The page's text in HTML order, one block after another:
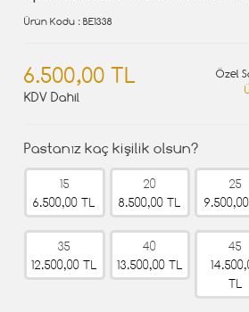
Ürün Kodu : BE1338
6.500,00 TL
KDV Dahil
Özel
Pastanız kaç kişilik olsun?
15
6.500,00 TL
20
8.500,00 TL
25
9.500,00
35
12.500,00 TL
40
13.500,00 TL
45
TL